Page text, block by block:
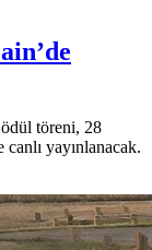
töreni, 28
yayınlanacak.